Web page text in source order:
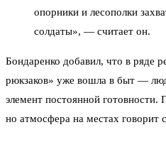
опорники и лесополки
солдаты», — считает он.
Бондаренко добавил, что в ряде
рюкзаков» уже вошла в быт —
элемент постоянной готовности.
но атмосфера на местах говорит